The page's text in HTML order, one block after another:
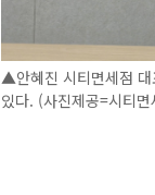
▲안혜진 시티면세점 대
있다. (사진제공=시티면